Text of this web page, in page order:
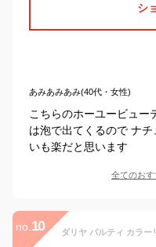
シ
あみあみあみ(40代・女性)
こちらのホーユービュー
は泡で出てくるので ナ
いも楽だと思います
全てのおす
no. 10